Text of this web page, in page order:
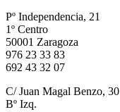
Pº Independencia, 21
1º Centro
50001 Zaragoza
976 23 33 83
692 43 32 07
C/ Juan Magal Benzo, 30
Bº Izq.